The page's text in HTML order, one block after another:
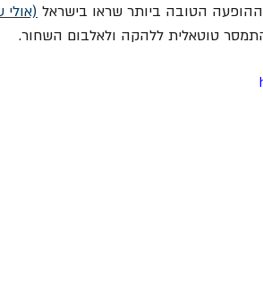
הטובה ביותר שראו בישראל
טוטאלית ללהקה ולאלבום השחור.